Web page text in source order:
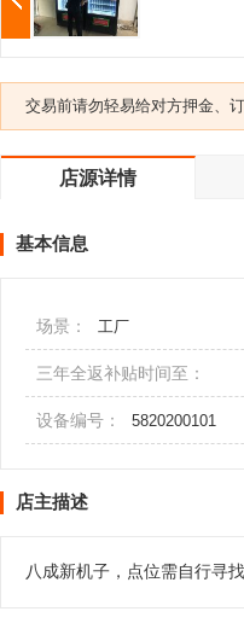
交易前请勿轻易给对方押金、
店源详情
基本信息
场景： 工厂
三年全返补贴时间至：
设备编号： 5820200101
店主描述
八成新机子，点位需自行寻